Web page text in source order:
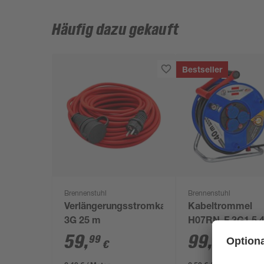
Häufig dazu gekauft
Brennenstuhl
Verlängerungsstromkabel
3G 25 m
59,99 €
Bestseller
Brennenstuhl
Kabeltrommel
H07RN-F 3G1,5
99, €